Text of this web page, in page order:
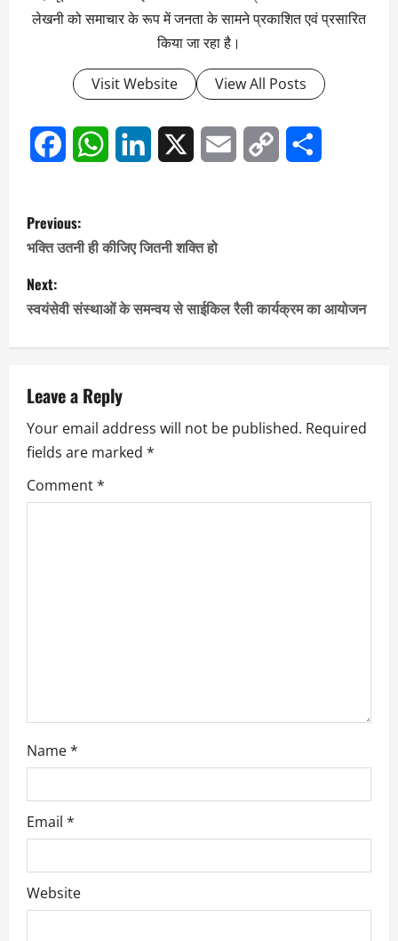
लेखनी को समाचार के रूप में जनता के सामने प्रकाशित एवं प्रसारित
किया जा रहा है।
Visit Website View All Posts
FacebookWhatsAppLinkedIn Email
Copy
P
o
s
t
a
v
i
g
Previous:
भक्ति उतनी ही कीजिए जितनी शक्ति हो
Next:
स्वयंसेवी संस्थाओं के समन्वय से साईकिल रैली कार्यक्रम का आयोजन
Leave a Reply
Your email address will not be published. Required
fields are marked *
Comment*
Name*
Email *
Website